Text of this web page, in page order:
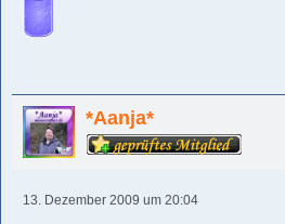
*Aanja*
13. Dezember 2009 um 20:04